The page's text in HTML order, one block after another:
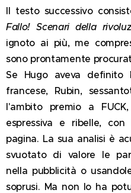
Il testo successivo
Fallo! Scenari della
ignoto ai più, me
sono prontamente
Se Hugo aveva definito
francese, Rubin,
l'ambito premio a
espressiva e ribelle,
pagina. La sua analisi è
svuotato di valore le
nella pubblicità o
soprusi. Ma non lo ha